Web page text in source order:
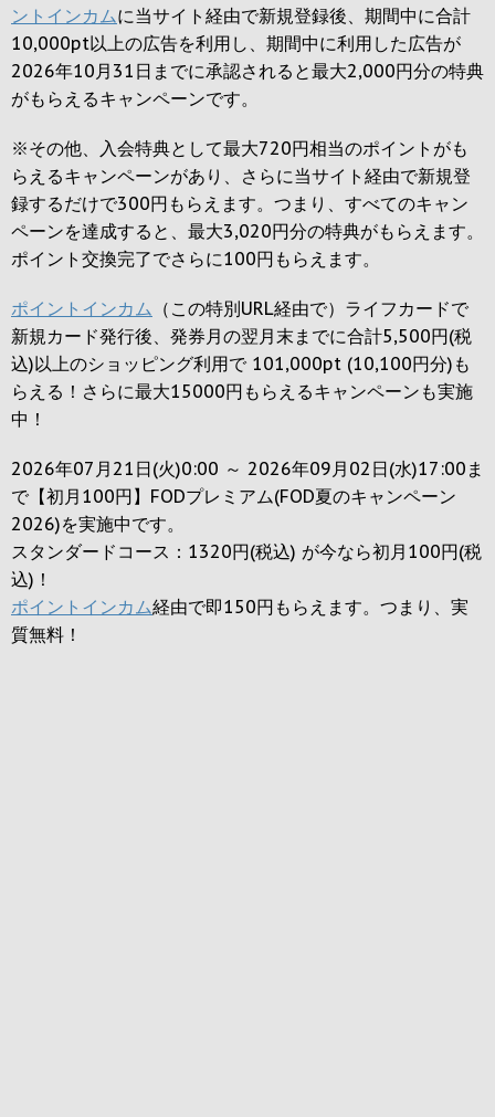
ントインカムに当サイト経由で新規登録後、期間中に合計
10,000pt以上の広告を利用し、期間中に利用した広告が
2026年10月31日までに承認されると最大2,000円分の特典
がもらえるキャンペーンです。
※その他、入会特典として最大720円相当のポイントがも
らえるキャンペーンがあり、さらに当サイト経由で新規登
録するだけで300円 もらえます。つまり、すべてのキャン
ペーンを達成すると、最大3,020円分の特典がもらえます。
ポイント交換完了でさらに100円 もらえます。
ポイントインカム （この特別URL経由で）ライフカードで
新規カード発行後、発券月の翌月末までに合計5,500円(税
込)以上のショッピング利用で 101,000pt (10,100円分)も
らえる！さらに最大15000円もらえるキャンペーンも実施
中！
2026年07月21日(火)0:00 ～ 2026年09月02日(水)17:00ま
で【初月100円】FODプレミアム(FOD夏のキャンペーン
2026)を実施中です。
スタンダードコース：1320円(税込) が今なら初月100円(税
込)！
ポイントインカム経由で即150円もらえます。つまり、実
質無料！